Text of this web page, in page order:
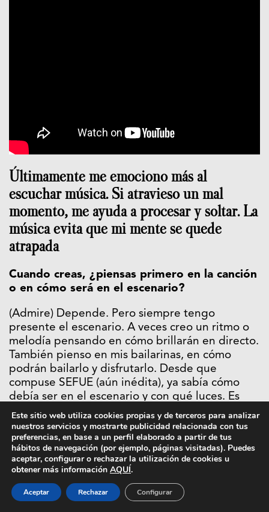
Últimamente me emociono más al
escuchar música. Si atravieso un mal
momento, me ayuda a procesar y soltar. La
música evita que mi mente se quede
atrapada
Cuando creas, ¿piensas primero en la canción
o en cómo será en el escenario?
(Admire) Depende. Pero siempre tengo
presente el escenario. A veces creo un ritmo o
melodía pensando en cómo brillarán en directo.
También pienso en mis bailarinas, en cómo
podrán bailarlo y disfrutarlo. Desde que
compuse SEFUE (aún inédita), ya sabía cómo
debía ser en el escenario y con qué luces. Es
muy bonito poder crear de tantas maneras y ser
libre para que cada canción o impulso te lleve a
un lugar distinto. Las posibilidades son infinitas,
y eso es lo que me encanta de ser artista.
Si tuvieras que describir con una palabra lo
que significa la música para ti ahora, ¿cuál
Este sitio web utiliza cookies propias y de terceros para analizar
nuestros servicios y mostrarte publicidad relacionada con tus
preferencias, en base a un perfil elaborado a partir de tus
hábitos de navegación (por ejemplo, páginas visitadas). Puedes
aceptar, configurar o rechazar la utilización de cookies u
obtener más información AQUÍ.
Aceptar Rechazar Configurar